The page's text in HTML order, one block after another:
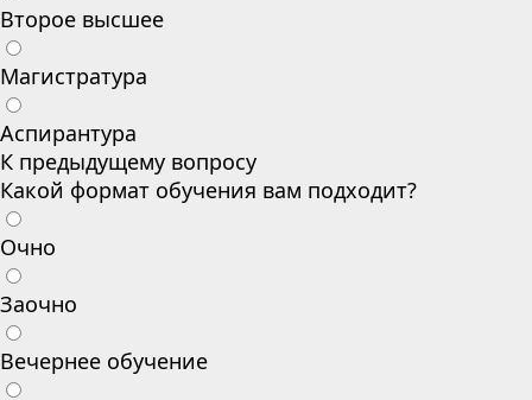
Второе высшее
Магистратура
Аспирантура
К предыдущему вопросу
Какой формат обучения вам подходит?
Очно
Заочно
Вечернее обучение